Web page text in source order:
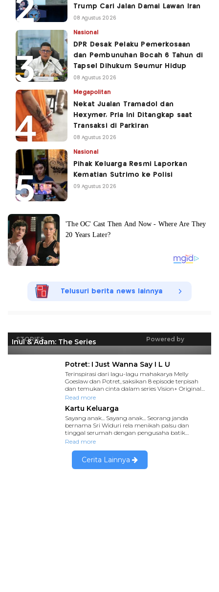
Trump Cari Jalan Damai Lawan Iran
08 Agustus 2026
Nasional
DPR Desak Pelaku Pemerkosaan
dan Pembunuhan Bocah 6 Tahun di
Tapsel Dihukum Seumur Hidup
08 Agustus 2026
Megapolitan
Nekat Jualan Tramadol dan
Hexymer, Pria Ini Ditangkap saat
Transaksi di Parkiran
08 Agustus 2026
Nasional
Pihak Keluarga Resmi Laporkan
Kematian Sutrimo ke Polisi
09 Agustus 2026
Telusuri berita news lainnya